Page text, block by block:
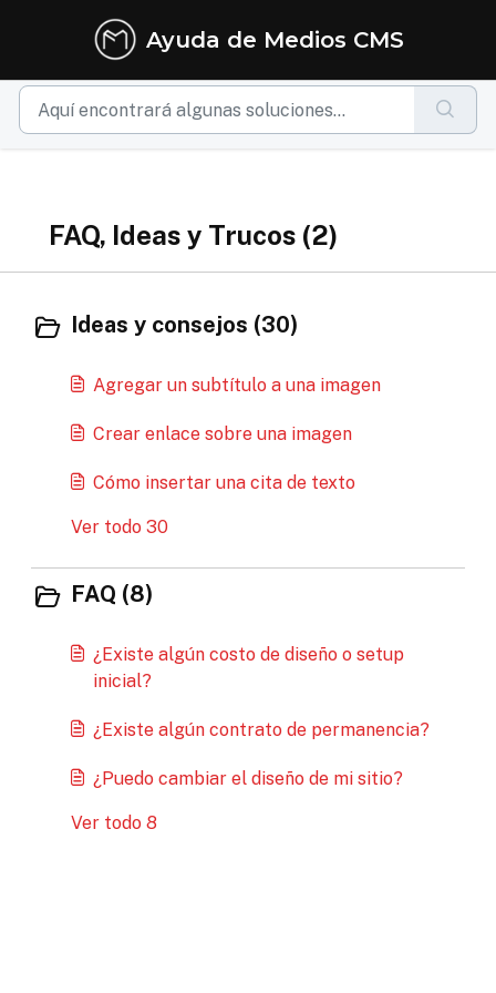
Ayuda de Medios CMS
FAQ, Ideas y Trucos (2)
Ideas y consejos (30)
Agregar un subtítulo a una imagen
Crear enlace sobre una imagen
Cómo insertar una cita de texto
Ver todo 30
FAQ (8)
¿Existe algún costo de diseño o setup
inicial?
¿Existe algún contrato de permanencia?
¿Puedo cambiar el diseño de mi sitio?
Ver todo 8